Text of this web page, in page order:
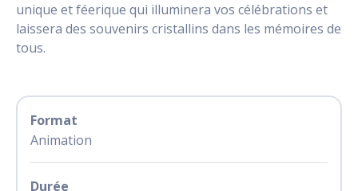
unique et féerique qui illuminera vos célébrations et
laissera des souvenirs cristallins dans les mémoires de
tous.
Format
Animation
Durée